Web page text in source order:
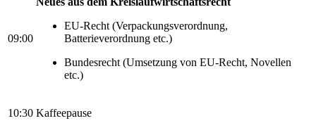
09:00
EU-Recht (Verpackungsverordnung,
Batterieverordnung etc.)
Bundesrecht (Umsetzung von EU-Recht, Novellen
etc.)
10:30 Kaffeepause